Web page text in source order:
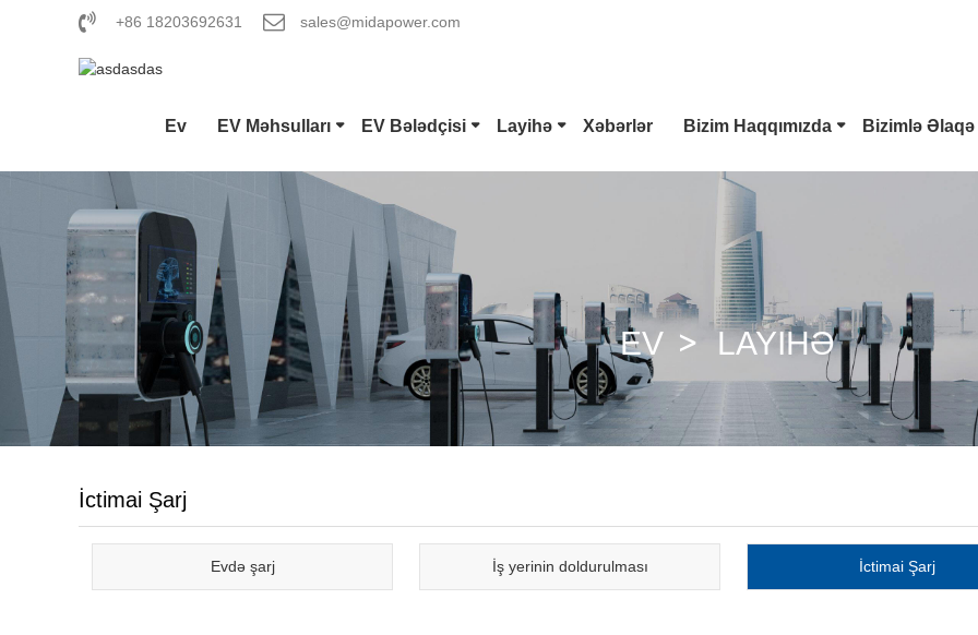
+86 18203692631 sales@midapower.com
Ev EV Məhsulları
CCS Combo 1 Plug CCS Combo 2 Plug
GB/T DC Silahı ChaoJi Bağlayıcı
EV Bələdçisi Layihə Xəbərlər Bizim Haqqımızda Bizimlə Əlaqə
EV LAYIHƏ
İctimai Şarj
Evdə şarj İş yerinin doldurulması İctimai Şarj